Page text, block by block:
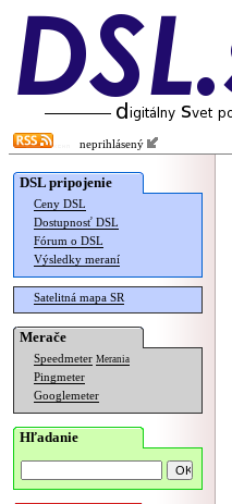
neprihlásený
DSL pripojenie
Ceny DSL
Dostupnosť DSL
Fórum o DSL
Výsledky meraní
Satelitná mapa SR
Merače
Speedmeter Merania
Pingmeter
Googlemeter
Hľadanie